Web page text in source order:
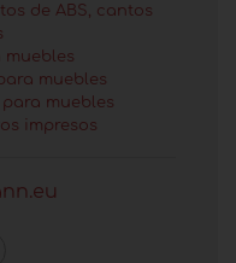
de ABS, cantos
muebles
muebles
muebles
impresos